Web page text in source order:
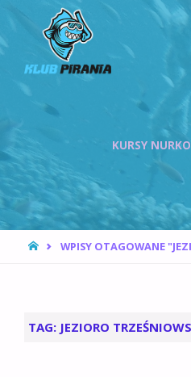
KURSY
HOKEJ
Przejdź
treści
KURSY
STRONA
WPISY OTAGOWANE
TAG: JEZIORO